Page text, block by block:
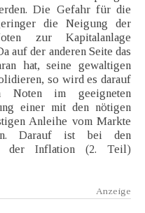
Die Gefahr für die
die Neigung der
zur Kapitalanlage
auf der anderen Seite das
hat, seine gewaltigen
so wird es darauf
Noten im geeigneten
einer mit den nötigen
Anleihe vom Markte
Darauf ist bei den
der Inflation (2. Teil)